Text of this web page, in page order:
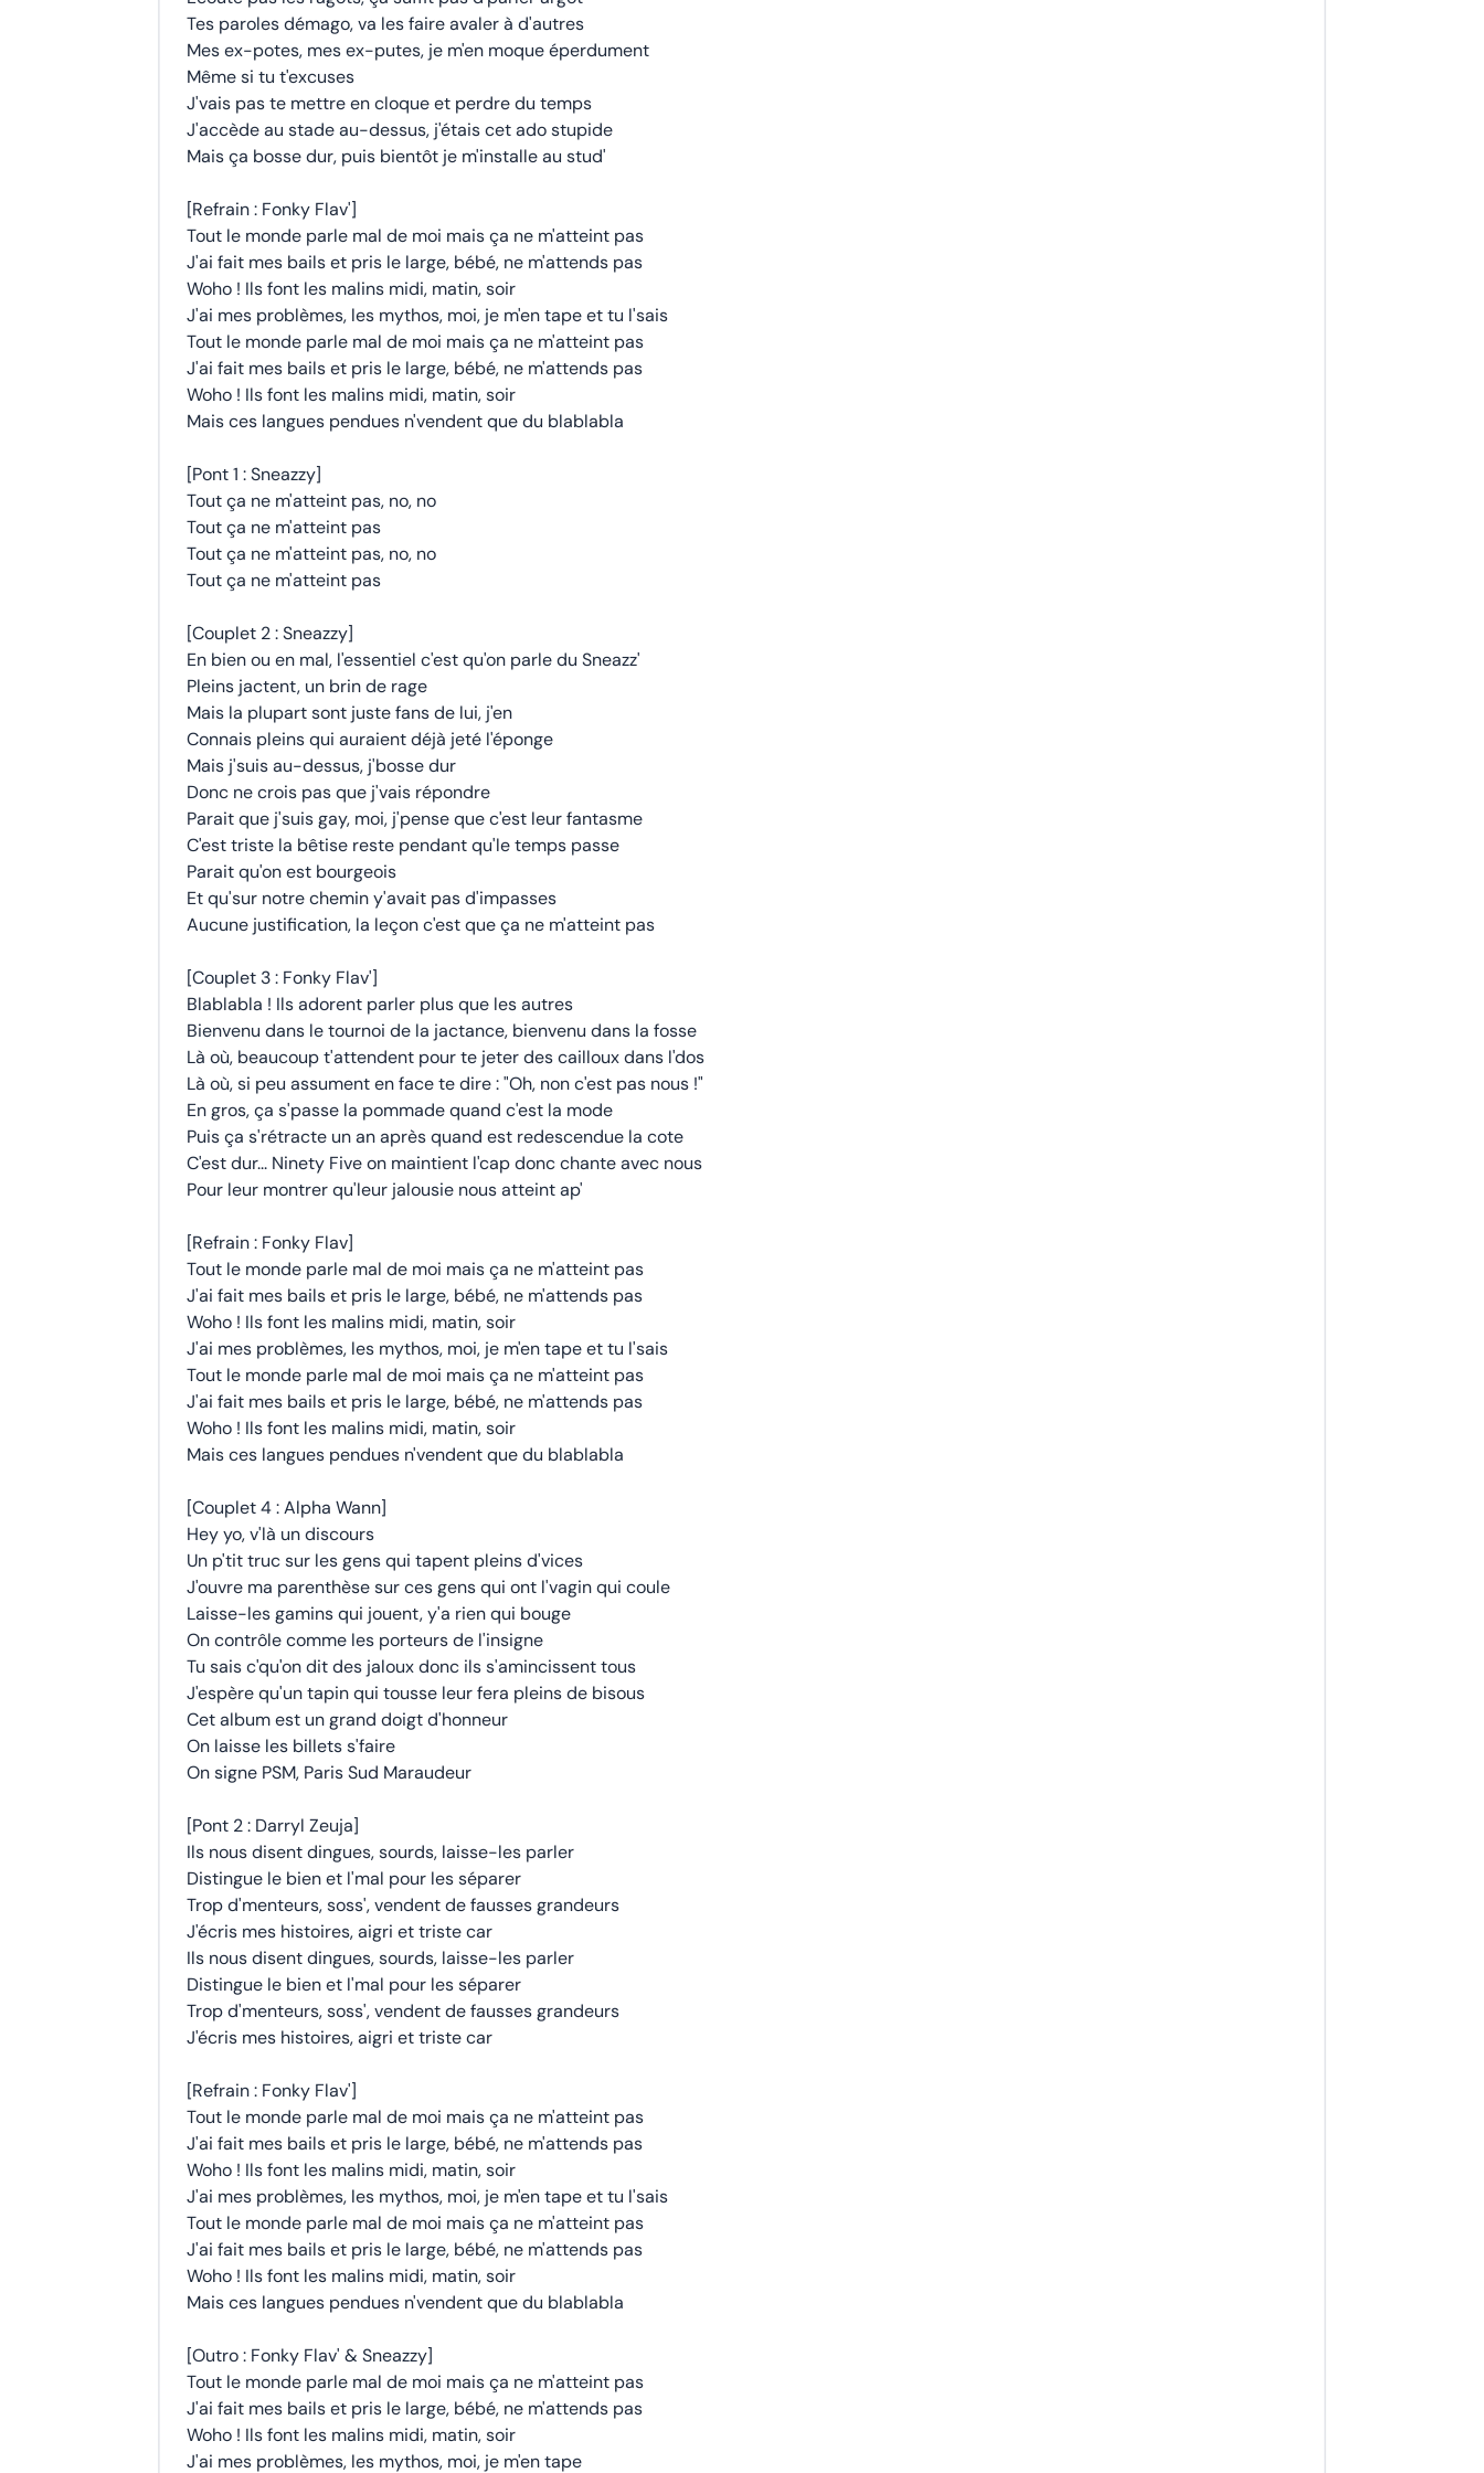
Tes paroles démago, va les faire avaler à d'autres
Mes ex-potes, mes ex-putes, je m'en moque éperdument
Même si tu t'excuses
J'vais pas te mettre en cloque et perdre du temps
J'accède au stade au-dessus, j'étais cet ado stupide
Mais ça bosse dur, puis bientôt je m'installe au stud'
[Refrain : Fonky Flav']
Tout le monde parle mal de moi mais ça ne m'atteint pas
J'ai fait mes bails et pris le large, bébé, ne m'attends pas
Woho ! Ils font les malins midi, matin, soir
J'ai mes problèmes, les mythos, moi, je m'en tape et tu l'sais
Tout le monde parle mal de moi mais ça ne m'atteint pas
J'ai fait mes bails et pris le large, bébé, ne m'attends pas
Woho ! Ils font les malins midi, matin, soir
Mais ces langues pendues n'vendent que du blablabla
[Pont 1 : Sneazzy]
Tout ça ne m'atteint pas, no, no
Tout ça ne m'atteint pas
Tout ça ne m'atteint pas, no, no
Tout ça ne m'atteint pas
[Couplet 2 : Sneazzy]
En bien ou en mal, l'essentiel c'est qu'on parle du Sneazz'
Pleins jactent, un brin de rage
Mais la plupart sont juste fans de lui, j'en
Connais pleins qui auraient déjà jeté l'éponge
Mais j'suis au-dessus, j'bosse dur
Donc ne crois pas que j'vais répondre
Parait que j'suis gay, moi, j'pense que c'est leur fantasme
C'est triste la bêtise reste pendant qu'le temps passe
Parait qu'on est bourgeois
Et qu'sur notre chemin y'avait pas d'impasses
Aucune justification, la leçon c'est que ça ne m'atteint pas
[Couplet 3 : Fonky Flav']
Blablabla ! Ils adorent parler plus que les autres
Bienvenu dans le tournoi de la jactance, bienvenu dans la fosse
Là où, beaucoup t'attendent pour te jeter des cailloux dans l'dos
Là où, si peu assument en face te dire : "Oh, non c'est pas nous !"
En gros, ça s'passe la pommade quand c'est la mode
Puis ça s'rétracte un an après quand est redescendue la cote
C'est dur... Ninety Five on maintient l'cap donc chante avec nous
Pour leur montrer qu'leur jalousie nous atteint ap'
[Refrain : Fonky Flav]
Tout le monde parle mal de moi mais ça ne m'atteint pas
J'ai fait mes bails et pris le large, bébé, ne m'attends pas
Woho ! Ils font les malins midi, matin, soir
J'ai mes problèmes, les mythos, moi, je m'en tape et tu l'sais
Tout le monde parle mal de moi mais ça ne m'atteint pas
J'ai fait mes bails et pris le large, bébé, ne m'attends pas
Woho ! Ils font les malins midi, matin, soir
Mais ces langues pendues n'vendent que du blablabla
[Couplet 4 : Alpha Wann]
Hey yo, v'là un discours
Un p'tit truc sur les gens qui tapent pleins d'vices
J'ouvre ma parenthèse sur ces gens qui ont l'vagin qui coule
Laisse-les gamins qui jouent, y'a rien qui bouge
On contrôle comme les porteurs de l'insigne
Tu sais c'qu'on dit des jaloux donc ils s'amincissent tous
J'espère qu'un tapin qui tousse leur fera pleins de bisous
Cet album est un grand doigt d'honneur
On laisse les billets s'faire
On signe PSM, Paris Sud Maraudeur
[Pont 2 : Darryl Zeuja]
Ils nous disent dingues, sourds, laisse-les parler
Distingue le bien et l'mal pour les séparer
Trop d'menteurs, soss', vendent de fausses grandeurs
J'écris mes histoires, aigri et triste car
Ils nous disent dingues, sourds, laisse-les parler
Distingue le bien et l'mal pour les séparer
Trop d'menteurs, soss', vendent de fausses grandeurs
J'écris mes histoires, aigri et triste car
[Refrain : Fonky Flav']
Tout le monde parle mal de moi mais ça ne m'atteint pas
J'ai fait mes bails et pris le large, bébé, ne m'attends pas
Woho ! Ils font les malins midi, matin, soir
J'ai mes problèmes, les mythos, moi, je m'en tape et tu l'sais
Tout le monde parle mal de moi mais ça ne m'atteint pas
J'ai fait mes bails et pris le large, bébé, ne m'attends pas
Woho ! Ils font les malins midi, matin, soir
Mais ces langues pendues n'vendent que du blablabla
[Outro : Fonky Flav' & Sneazzy]
Tout le monde parle mal de moi mais ça ne m'atteint pas
J'ai fait mes bails et pris le large, bébé, ne m'attends pas
Woho ! Ils font les malins midi, matin, soir
J'ai mes problèmes, les mythos, moi, je m'en tape